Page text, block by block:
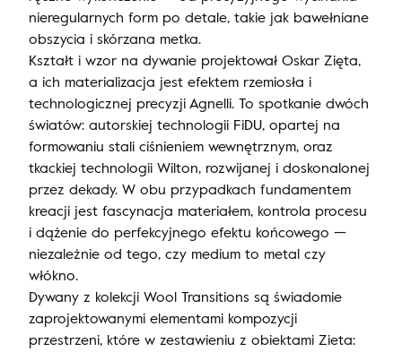
nieregularnych form po detale, takie jak bawełniane
obszycia i skórzana metka.
Kształt i wzor na dywanie projektował Oskar Zięta,
a ich materializacja jest efektem rzemiosła i
technologicznej precyzji Agnelli. To spotkanie dwóch
światów: autorskiej technologii FiDU, opartej na
formowaniu stali ciśnieniem wewnętrznym, oraz
tkackiej technologii Wilton, rozwijanej i doskonalonej
przez dekady. W obu przypadkach fundamentem
kreacji jest fascynacja materiałem, kontrola procesu
i dążenie do perfekcyjnego efektu końcowego —
niezależnie od tego, czy medium to metal czy
włókno.
Dywany z kolekcji Wool Transitions są świadomie
zaprojektowanymi elementami kompozycji
przestrzeni, które w zestawieniu z obiektami Zieta: